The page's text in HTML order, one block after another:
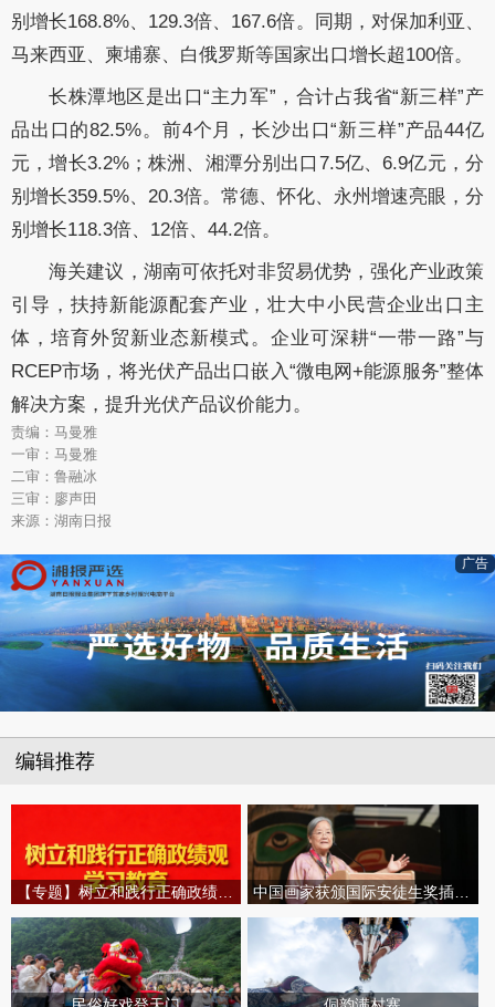
别增长168.8%、129.3倍、167.6倍。同期，对保加利亚、
马来西亚、柬埔寨、白俄罗斯等国家出口增长超100倍。
长株潭地区是出口“主力军”，合计占我省“新三样”产
品出口的82.5%。前4个月，长沙出口“新三样”产品44亿
元，增长3.2%；株洲、湘潭分别出口7.5亿、6.9亿元，分
别增长359.5%、20.3倍。常德、怀化、永州增速亮眼，分
别增长118.3倍、12倍、44.2倍。
海关建议，湖南可依托对非贸易优势，强化产业政策
引导，扶持新能源配套产业，壮大中小民营企业出口主
体，培育外贸新业态新模式。企业可深耕“一带一路”与
RCEP市场，将光伏产品出口嵌入“微电网+能源服务”整体
解决方案，提升光伏产品议价能力。
责编：马曼雅
一审：马曼雅
二审：鲁融冰
三审：廖声田
来源：湖南日报
广告
编辑推荐